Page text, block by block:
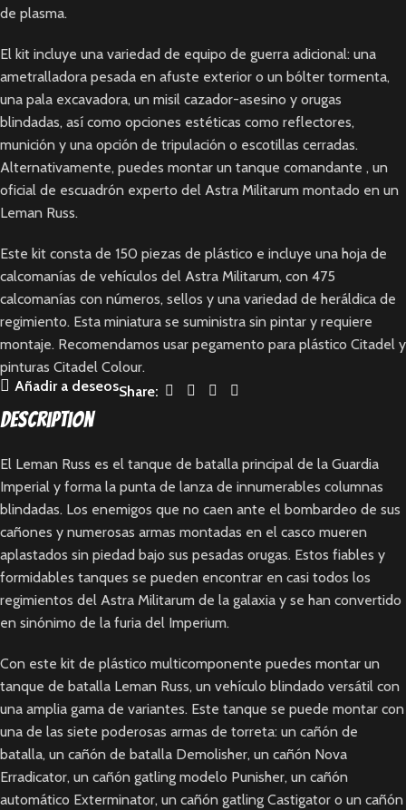
de plasma.
El kit incluye una variedad de equipo de guerra adicional: una
ametralladora pesada en afuste exterior o un bólter tormenta,
una pala excavadora, un misil cazador-asesino y orugas
blindadas, así como opciones estéticas como reflectores,
munición y una opción de tripulación o escotillas cerradas.
Alternativamente, puedes montar un tanque comandante , un
oficial de escuadrón experto del Astra Militarum montado en un
Leman Russ.
Este kit consta de 150 piezas de plástico e incluye una hoja de
calcomanías de vehículos del Astra Militarum, con 475
calcomanías con números, sellos y una variedad de heráldica de
regimiento. Esta miniatura se suministra sin pintar y requiere
montaje. Recomendamos usar pegamento para plástico Citadel y
pinturas Citadel Colour.
Añadir a deseosShare:
Description
El Leman Russ es el tanque de batalla principal de la Guardia
Imperial y forma la punta de lanza de innumerables columnas
blindadas. Los enemigos que no caen ante el bombardeo de sus
cañones y numerosas armas montadas en el casco mueren
aplastados sin piedad bajo sus pesadas orugas. Estos fiables y
formidables tanques se pueden encontrar en casi todos los
regimientos del Astra Militarum de la galaxia y se han convertido
en sinónimo de la furia del Imperium.
Con este kit de plástico multicomponente puedes montar un
tanque de batalla Leman Russ, un vehículo blindado versátil con
una amplia gama de variantes. Este tanque se puede montar con
una de las siete poderosas armas de torreta: un cañón de
batalla, un cañón de batalla Demolisher, un cañón Nova
Erradicator, un cañón gatling modelo Punisher, un cañón
automático Exterminator, un cañón gatling Castigator o un cañón